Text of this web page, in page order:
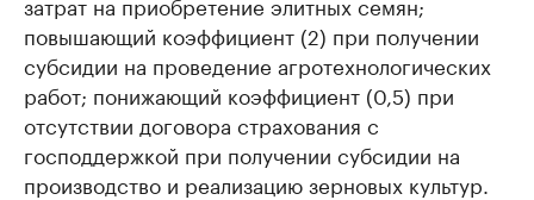
повышающий коэффициент (2) при получении
субсидии на проведение агротехнологических
работ; понижающий коэффициент (0,5) при
отсутствии договора страхования с
господдержкой при получении субсидии на
производство и реализацию зерновых культур.